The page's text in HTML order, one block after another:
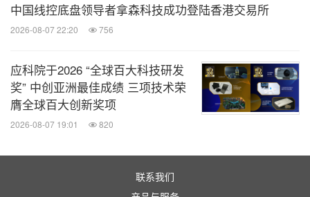
中国线控底盘领导者拿森科技成功登陆香港交易所
2026-08-07 22:20 756
应科院于2026 “全球百大科技研发
奖” 中创亚洲最佳成绩 三项技术荣
膺全球百大创新奖项
2026-08-07 19:01 820
联系我们